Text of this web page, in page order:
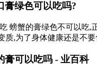
膏绿色可以吃吗?
螃蟹的膏绿色不可以吃,
质,为了身体健康还是不
膏可以吃吗 - 业百科